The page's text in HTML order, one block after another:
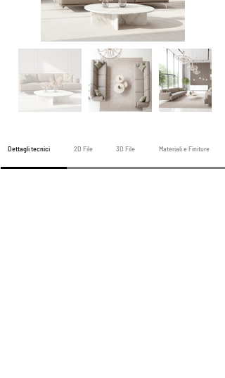
Dettagli tecnici 2D File 3D File Materiali e Finiture